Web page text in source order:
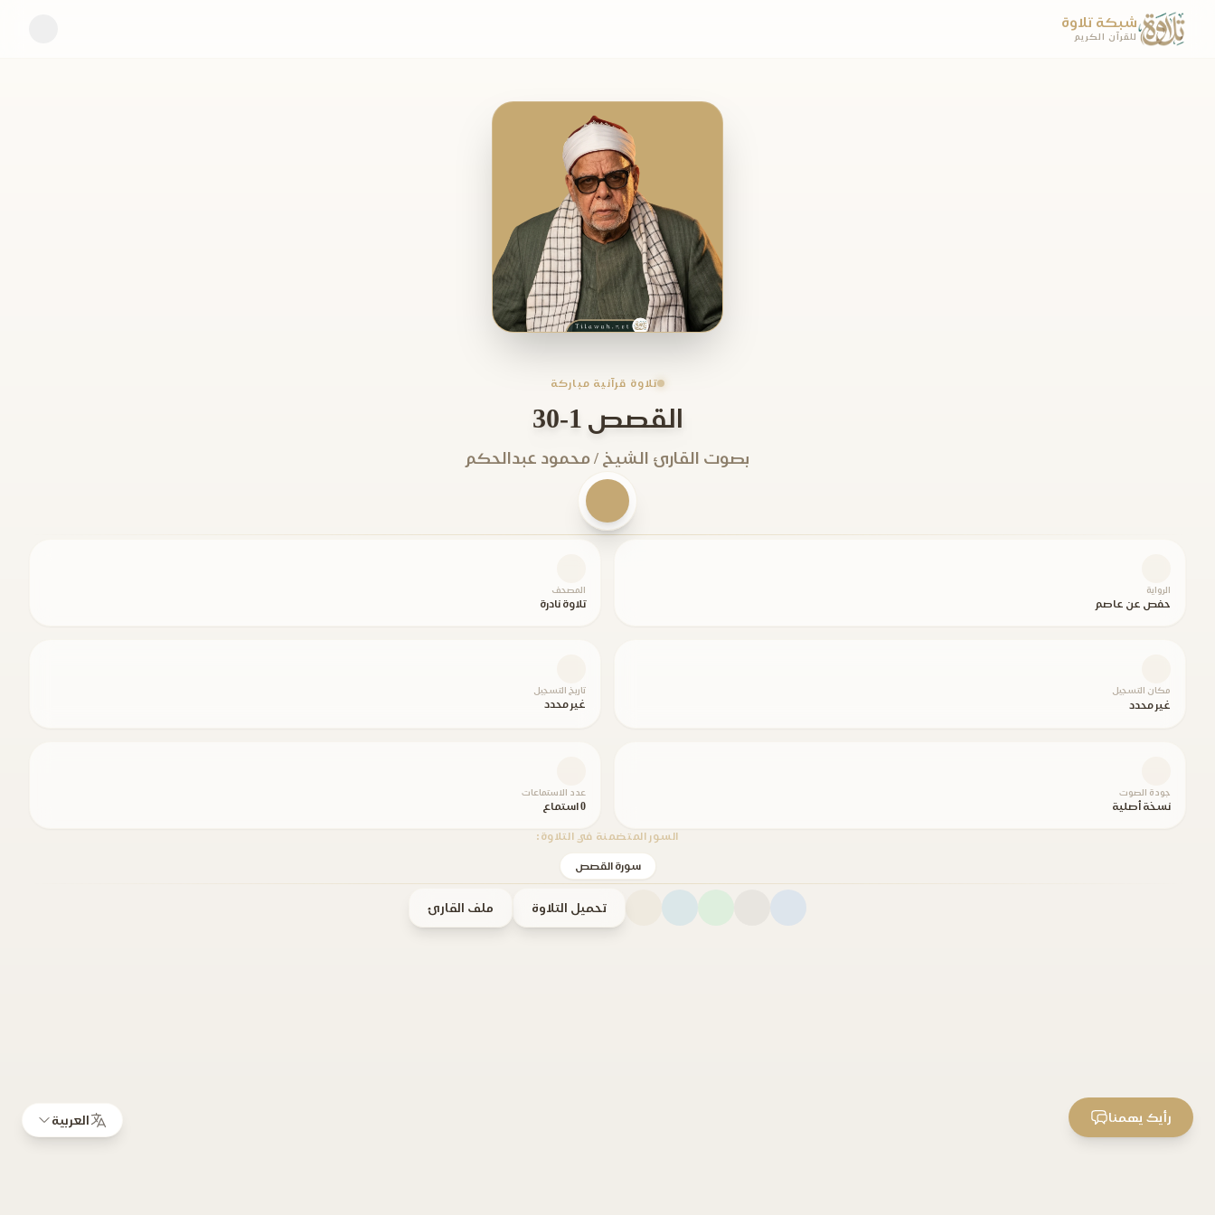
شبكة تلاوة
للقرآن الكريم
تلاوة قرآنية مباركة
القصص 1-30
بصوت القارئ الشيخ / محمود عبدالحكم
الرواية
حفص عن عاصم
المصحف
تلاوة نادرة
مكان التسجيل
غير محدد
تاريخ التسجيل
غير محدد
جودة الصوت
نسخة أصلية
عدد الاستماعات
0 استماع
السور المتضمنة في التلاوة:
سورة القصص
تحميل التلاوة ملف القارئ
العربية رأيك يهمنا